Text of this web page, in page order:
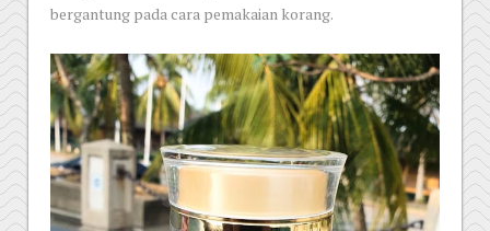
bergantung pada cara pemakaian korang.